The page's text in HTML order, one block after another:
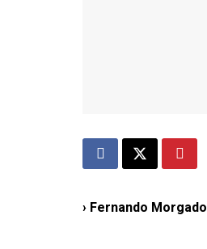
› Fernando Morgado